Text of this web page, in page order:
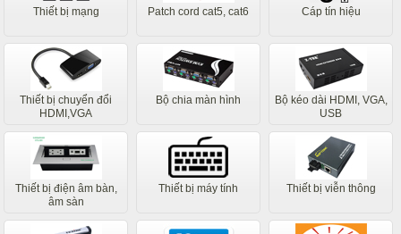
Thiết bị mạng Patch cord cat5, cat6 Cáp tín hiệu
Thiết bị chuyển đổi
HDMI,VGA
Bộ chia màn hình
Bộ kéo dài HDMI, VGA,
USB
Thiết bị điện âm bàn,
âm sàn
Thiết bị máy tính Thiết bị viễn thông